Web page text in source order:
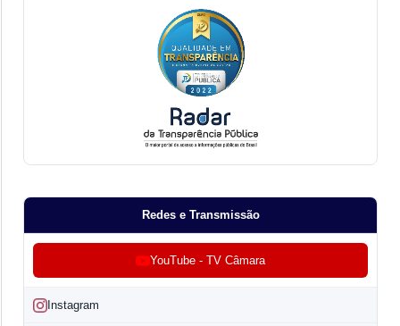
Redes e Transmissão
YouTube - TV Câmara
Instagram